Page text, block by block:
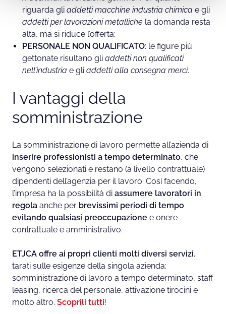
riguarda gli addetti macchine industria chimica e gli
addetti per lavorazioni metalliche la domanda resta
alta, ma si riduce l’offerta;
PERSONALE NON QUALIFICATO: le figure più
gettonate risultano gli addetti non qualificati
nell’industria e gli addetti alla consegna merci.
I vantaggi della
somministrazione
La somministrazione di lavoro permette all’azienda di
inserire professionisti a tempo determinato, che
vengono selezionati e restano (a livello contrattuale)
dipendenti dell’agenzia per il lavoro. Così facendo,
l’impresa ha la possibilità di assumere lavoratori in
regola anche per brevissimi periodi di tempo
evitando qualsiasi preoccupazione e onere
contrattuale e amministrativo.
ETJCA offre ai propri clienti molti diversi servizi,
tarati sulle esigenze della singola azienda:
somministrazione di lavoro a tempo determinato, staff
leasing, ricerca del personale, attivazione tirocini e
molto altro. Scoprili tutti!